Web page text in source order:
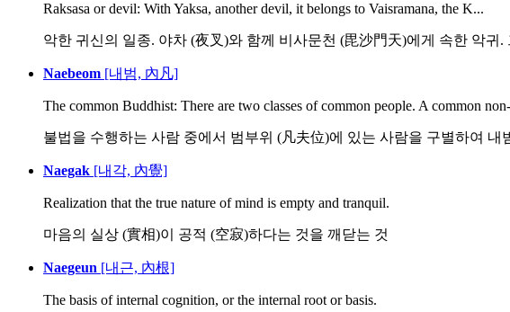
Raksasa or devil: With Yaksa, another devil, it belongs to Vaisramana, the K...
악한 귀신의 일종. 야차 (夜叉)와 함께 비사문천 (毘沙門天)에게 속한 악귀.
Naebeom [내범, 內凡]
The common Buddhist: There are two classes of common people. A common
불법을 수행하는 사람 중에서 범부위 (凡夫位)에 있는 사람을 구별하여 내
Naegak [내각, 內覺]
Realization that the true nature of mind is empty and tranquil.
마음의 실상 (實相)이 공적 (空寂)하다는 것을 깨닫는 것
Naegeun [내근, 內根]
The basis of internal cognition, or the internal root or basis.